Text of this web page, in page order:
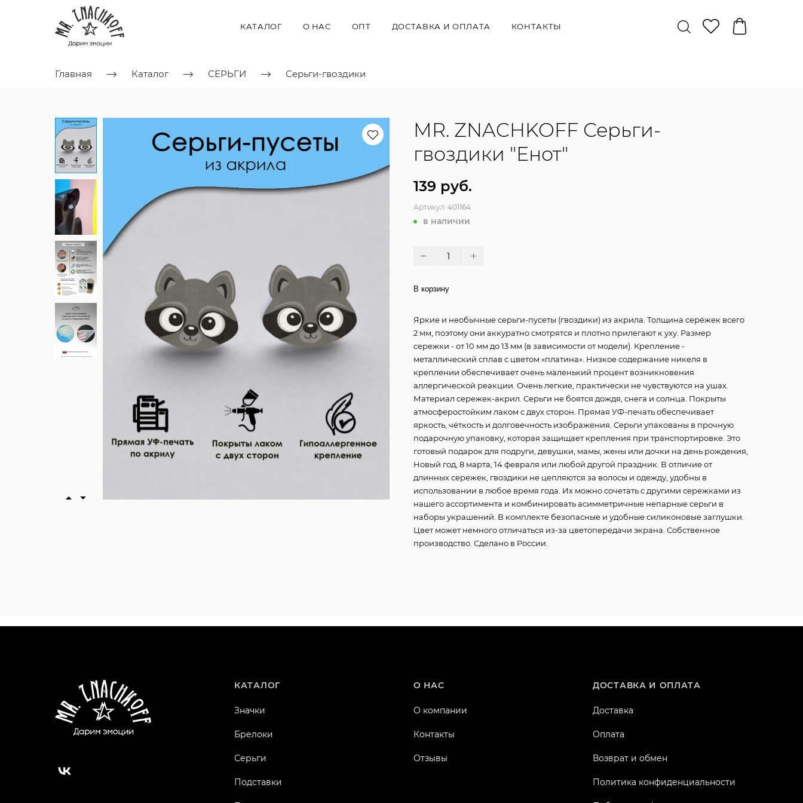
КАТАЛОГ О НАС ОПТ ДОСТАВКА И ОПЛАТА КОНТАКТЫ
Главная Каталог СЕРЬГИ Серьги-гвоздики
MR. ZNACHKOFF Серьги-
гвоздики "Енот"
139 руб.
Артикул 401164
в наличии
В корзину
Яркие и необычные серьги-пусеты (гвоздики) из акрила. Толщина серёжек всего
2 мм, поэтому они аккуратно смотрятся и плотно прилегают к уху. Размер
сережки - от 10 мм до 13 мм (в зависимости от модели). Крепление -
металлический сплав с цветом «платина». Низкое содержание никеля в
креплении обеспечивает очень маленький процент возникновения
аллергической реакции. Очень легкие, практически не чувствуются на ушах.
Материал сережек-акрил. Серьги не боятся дождя, снега и солнца. Покрыты
атмосферостойким лаком с двух сторон. Прямая УФ-печать обеспечивает
яркость, чёткость и долговечность изображения. Серьги упакованы в прочную
подарочную упаковку, которая защищает крепления при транспортировке. Это
готовый подарок для подруги, девушки, мамы, жены или дочки на день рождения,
Новый год, 8 марта, 14 февраля или любой другой праздник. В отличие от
длинных сережек, гвоздики не цепляются за волосы и одежду, удобны в
использовании в любое время года. Их можно сочетать с другими сережками из
нашего ассортимента и комбинировать асимметричные непарные серьги в
наборы украшений. В комплекте безопасные и удобные силиконовые заглушки.
Цвет может немного отличаться из-за цветопередачи экрана. Собственное
производство. Сделано в России.
КАТАЛОГ
Значки
Брелоки
Серьги
Подставки
О НАС
О компании
Контакты
Отзывы
ДОСТАВКА И ОПЛАТА
Доставка
Оплата
Возврат и обмен
Политика конфиденциальности